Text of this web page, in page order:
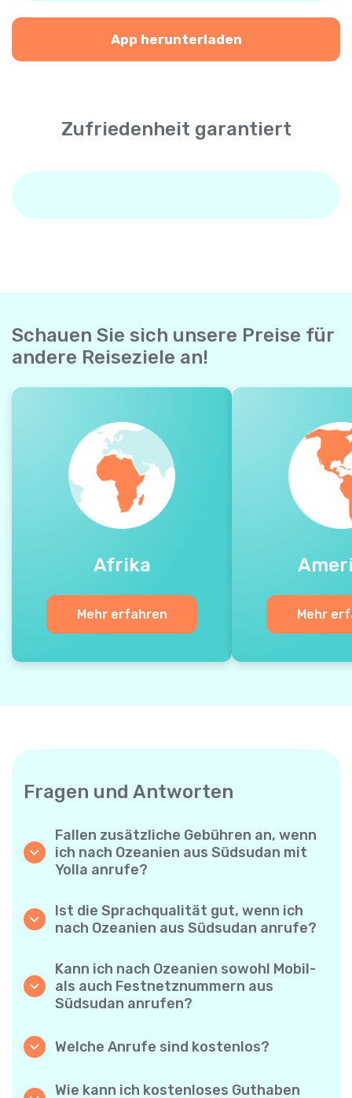
App herunterladen
Zufriedenheit garantiert
Schauen Sie sich unsere Preise für
andere Reiseziele an!
Afrika
Mehr erfahren Mehr
Fragen und Antworten
Fallen zusätzliche Gebühren an, wenn
ich nach Ozeanien aus Südsudan mit
Yolla anrufe?
Abrechnungssystem pro Minute – Sie zahlen
nur für die Gesprächsdauer. Keine
versteckten Kosten, keine verpflichtenden
Ist die Sprachqualität gut, wenn ich
nach Ozeanien aus Südsudan anrufe?
Anrufe, sodass es sich anfühlt, als würden
Sie mit jemandem aus Ihrer Nachbarschaft
sprechen – selbst wenn er am anderen Ende
der Welt ist.
Kann ich nach Ozeanien sowohl Mobil-
als auch Festnetznummern aus
Südsudan anrufen?
Handys – Sie können also jeden nach
Welche Anrufe sind kostenlos?
kostenlos, wenn beide Nutzer die App
Wie kann ich kostenloses Guthaben